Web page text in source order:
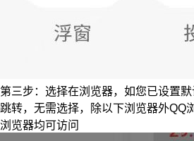
第三步：选择在浏览器，如您已设置
跳转，无需选择，除以下浏览器外QQ
浏览器均可访问